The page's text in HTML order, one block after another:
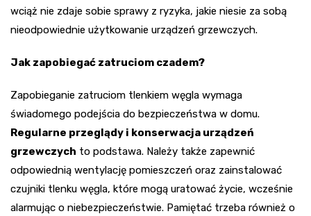
wciąż nie zdaje sobie sprawy z ryzyka, jakie niesie za sobą
nieodpowiednie użytkowanie urządzeń grzewczych.
Jak zapobiegać zatruciom czadem?
Zapobieganie zatruciom tlenkiem węgla wymaga
świadomego podejścia do bezpieczeństwa w domu.
Regularne przeglądy i konserwacja urządzeń
grzewczych to podstawa. Należy także zapewnić
odpowiednią wentylację pomieszczeń oraz zainstalować
czujniki tlenku węgla, które mogą uratować życie, wcześnie
alarmując o niebezpieczeństwie. Pamiętać trzeba również o